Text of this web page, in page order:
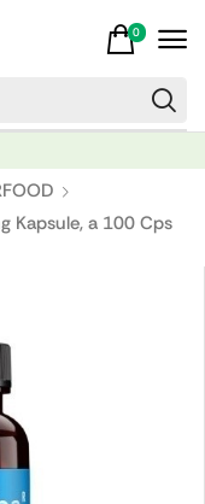
0
Kapsule, a 100 Cps